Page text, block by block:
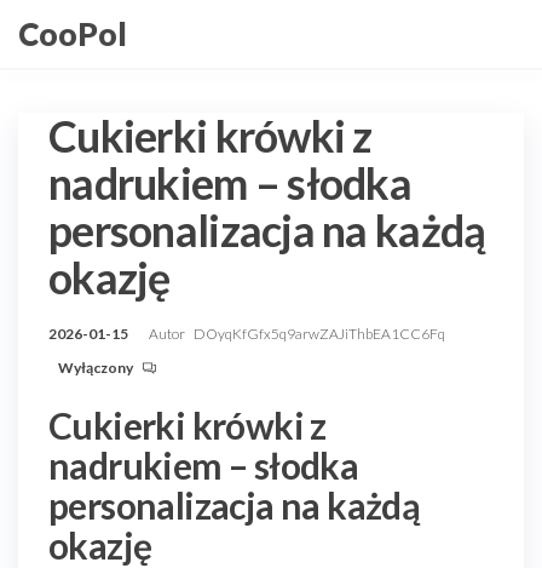
doCooPol
Cukierki krówki z
nadrukiem – słodka
personalizacja na każdą
okazję
2026-01-15 Autor DOyqKfGfx5q9arwZAJiThbEA1CC6Fq
Wyłączony
Cukierki krówki z
nadrukiem – słodka
personalizacja na każdą
okazję